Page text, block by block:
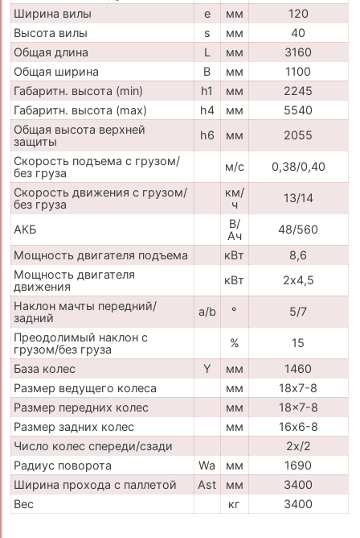
Ширина вилы
e мм
120
Высота вилы
s мм
40
Общая длина
L мм
3160
Общая ширина
B мм
1100
Габаритн. высота (min)
h1 мм
2245
Габаритн. высота (max)
h4 мм
5540
Общая высота верхней
защиты
h6 мм
2055
Скорость подъема с грузом/
без груза
м/с
0,38/0,40
Скорость движения с грузом/
без груза
км/
ч
13/14
АКБ
В/
Ач
48/560
Мощность двигателя подъема
кВт
8,6
Мощность двигателя
движения
кВт
2х4,5
Наклон мачты передний/
задний
a/b °
5/7
Преодолимый наклон с
грузом/без груза
%
15
База колес
Y мм
1460
Размер ведущего колеса
мм
18х7-8
Размер передних колес
мм
18x7-8
Размер задних колес
мм
16х6-8
Число колес спереди/сзади
2x/2
Радиус поворота
Wa мм
1690
Ширина прохода с паллетой
Ast мм
3400
Вес
кг 3400